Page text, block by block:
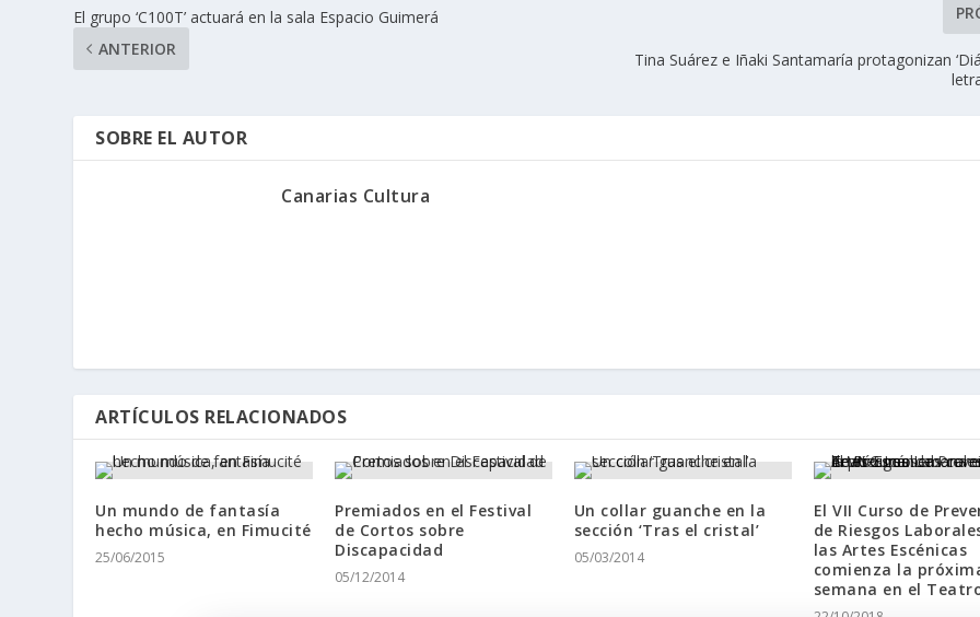
El grupo ‘C100T’ actuará en la sala Espacio Guimerá
ANTERIOR
Tina Suárez e Iñaki Santamaría protagonizan
SOBRE EL AUTOR
Canarias Cultura
ARTÍCULOS RELACIONADOS
Un mundo de fantasía
hecho música, en Fimucité
25/06/2015
Premiados en el Festival
de Cortos sobre
Discapacidad
05/12/2014
Un collar guanche en la
sección ‘Tras el cristal’
05/03/2014
El VII Curso de
de Riesgos
las Artes Escénicas
comienza la
semana en el